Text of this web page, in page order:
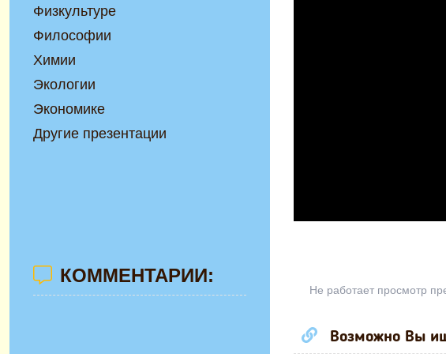
Не работает просмотр
Возможно Вы
Физкультуре
Философии
Химии
Экологии
Экономике
Другие презентации
КОММЕНТАРИИ: